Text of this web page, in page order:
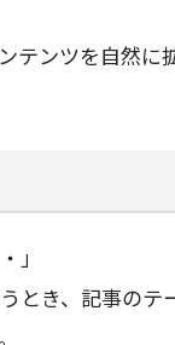
ンツを自然に
」
とき、記事の